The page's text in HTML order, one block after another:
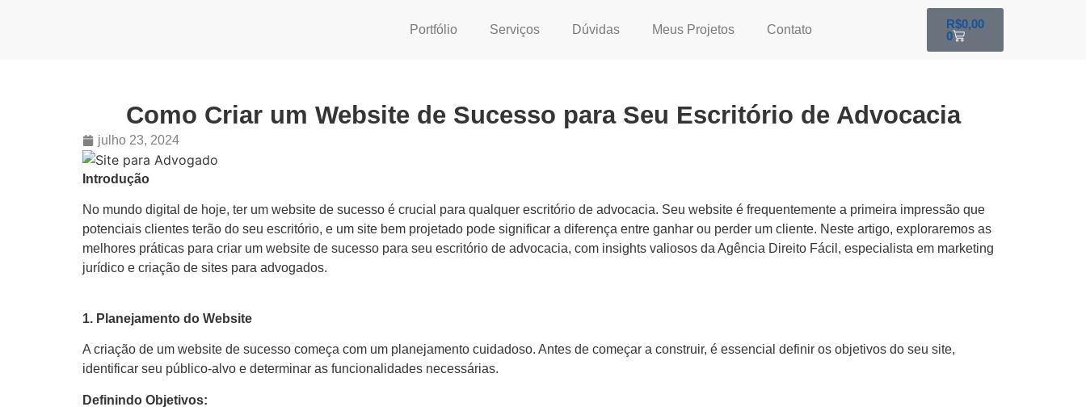
Portfólio Serviços Dúvidas Meus Projetos Contato R$0,00
0
Como Criar um Website de Sucesso para Seu Escritório de Advocacia
julho 23, 2024
Introdução
No mundo digital de hoje, ter um website de sucesso é crucial para qualquer escritório de advocacia. Seu website é frequentemente a primeira impressão que
potenciais clientes terão do seu escritório, e um site bem projetado pode significar a diferença entre ganhar ou perder um cliente. Neste artigo, exploraremos as
melhores práticas para criar um website de sucesso para seu escritório de advocacia, com insights valiosos da Agência Direito Fácil, especialista em marketing
jurídico e criação de sites para advogados.
1. Planejamento do Website
A criação de um website de sucesso começa com um planejamento cuidadoso. Antes de começar a construir, é essencial definir os objetivos do seu site,
identificar seu público-alvo e determinar as funcionalidades necessárias.
Definindo Objetivos: